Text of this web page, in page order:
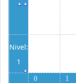
Nivel:
1
0 1